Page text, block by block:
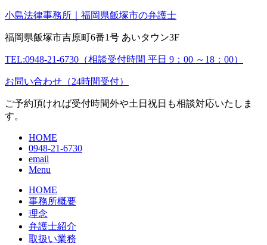
小島法律事務所｜福岡県飯塚市の弁護士
福岡県飯塚市吉原町6番1号 あいタウン3F
TEL:0948-21-6730（相談受付時間 平日 9：00 ～18：00）
お問い合わせ（24時間受付）
ご予約頂ければ受付時間外や土日祝日も相談対応いたしま
す。
HOME
0948-21-6730
email
Menu
HOME
事務所概要
理念
弁護士紹介
取扱い業務